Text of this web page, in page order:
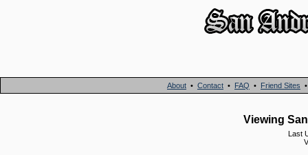
About • Contact • FAQ • Friend Sites
Viewing
Last